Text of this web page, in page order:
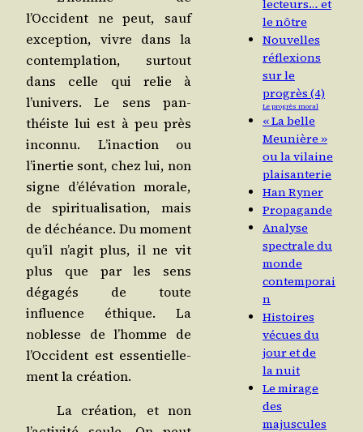
l’Occident ne peut, sauf
excep­tion, vivre dans la
contem­pla­tion, sur­tout
dans celle qui relie à
l’univers. Le sens pan­
théiste lui est à peu près
incon­nu. L’inaction ou
l’inertie sont, chez lui, non
signe d’élévation morale,
de spi­ri­tua­li­sa­tion, mais
de déchéance. Du moment
qu’il n’agit plus, il ne vit
plus que par les sens
déga­gés de toute
influence éthique. La
noblesse de l’homme de
l’Occident est essen­tiel­le­
ment la création.
La créa­tion, et non
lecteurs… et
le nôtre
Nouvelles
réflexions
sur le
progrès (4)
Le progrès moral
« La belle
Meunière »
ou la vilaine
plaisanterie
Han Ryner
Propagande
Analyse
spectrale du
monde
contemporai
n
Histoires
vécues du
jour et de
la nuit
Le mirage
des
majuscules